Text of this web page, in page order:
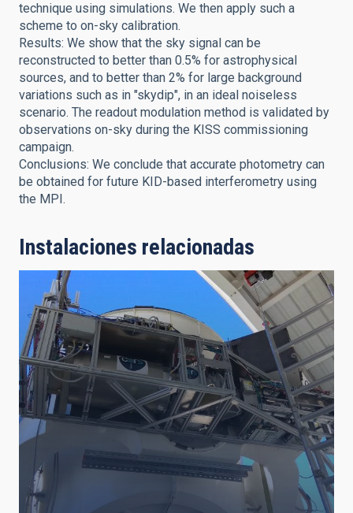
technique using simulations. We then apply such a
scheme to on-sky calibration.
Results: We show that the sky signal can be
reconstructed to better than 0.5% for astrophysical
sources, and to better than 2% for large background
variations such as in "skydip", in an ideal noiseless
scenario. The readout modulation method is validated by
observations on-sky during the KISS commissioning
campaign.
Conclusions: We conclude that accurate photometry can
be obtained for future KID-based interferometry using
the MPI.
Instalaciones relacionadas